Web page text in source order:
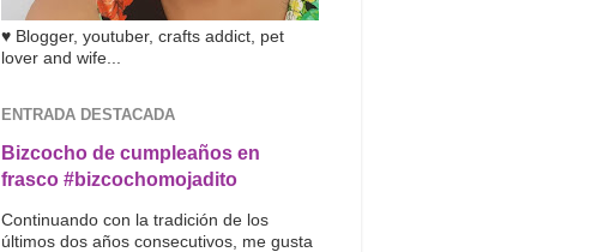
♥ Blogger, youtuber, crafts addict, pet
lover and wife...
ENTRADA DESTACADA
Bizcocho de cumpleaños en
frasco #bizcochomojadito
Continuando con la tradición de los
últimos dos años consecutivos, me gusta